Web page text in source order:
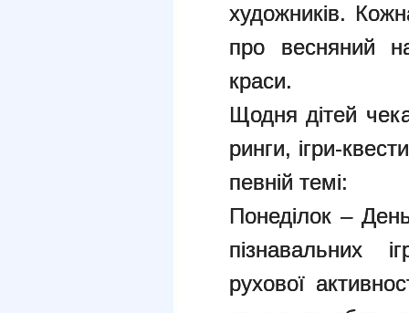
художників.
про весняний
краси.
Щодня дітей
ринги, ігри-
певній темі:
Понеділок –
пізнавальних
рухової